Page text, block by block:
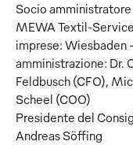
Socio
MEWA Textil-
imprese: Wiesbaden
amministrazione: Dr.
Feldbusch (CFO),
Scheel (COO)
Presidente del
Andreas Söffing